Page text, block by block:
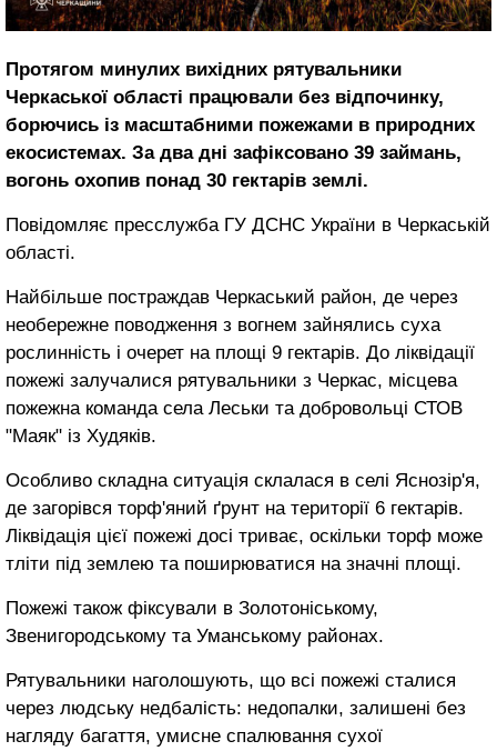
Протягом минулих вихідних рятувальники
Черкаської області працювали без відпочинку,
борючись із масштабними пожежами в природних
екосистемах. За два дні зафіксовано 39 займань,
вогонь охопив понад 30 гектарів землі.
Повідомляє пресслужба ГУ ДСНС України в Черкаській
області.
Найбільше постраждав Черкаський район, де через
необережне поводження з вогнем зайнялись суха
рослинність і очерет на площі 9 гектарів. До ліквідації
пожежі залучалися рятувальники з Черкас, місцева
пожежна команда села Леськи та добровольці СТОВ
"Маяк" із Худяків.
Особливо складна ситуація склалася в селі Яснозір'я,
де загорівся торф'яний ґрунт на території 6 гектарів.
Ліквідація цієї пожежі досі триває, оскільки торф може
тліти під землею та поширюватися на значні площі.
Пожежі також фіксували в Золотоніському,
Звенигородському та Уманському районах.
Рятувальники наголошують, що всі пожежі сталися
через людську недбалість: недопалки, залишені без
нагляду багаття, умисне спалювання сухої